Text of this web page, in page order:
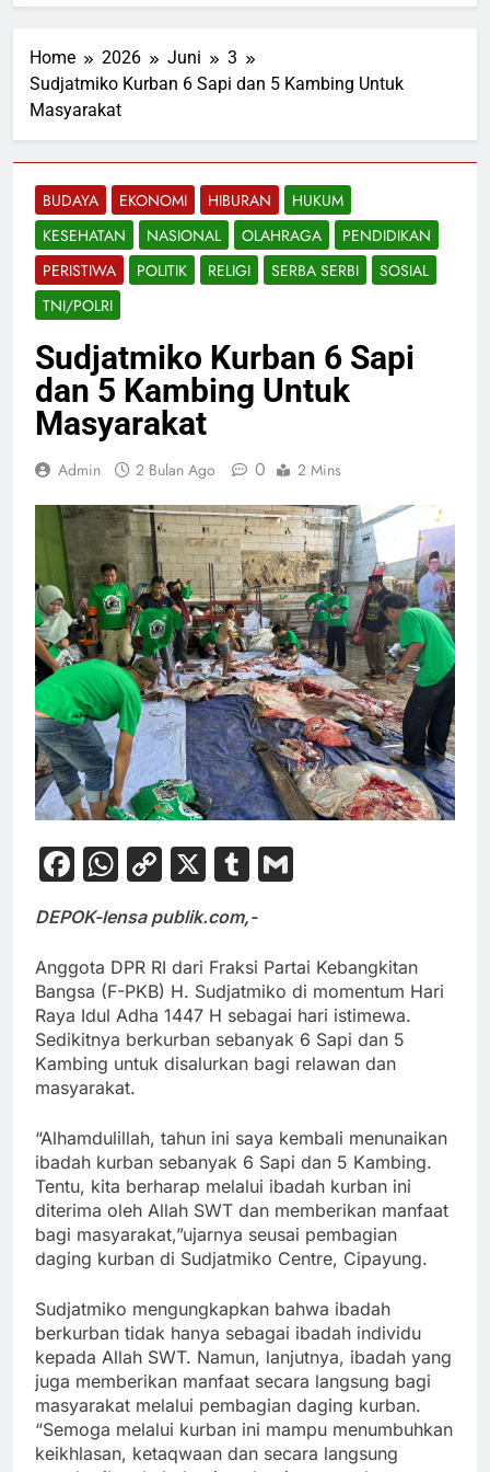
Home 2026 Juni
3
Sudjatmiko Kurban 6 Sapi dan 5 Kambing Untuk
Masyarakat
BUDAYA EKONOMI HIBURAN
HUKUM
KESEHATAN
NASIONAL OLAHRAGA
PENDIDIKAN
PERISTIWA
POLITIK RELIGI SERBA SERBI
SOSIAL
TNI/POLRI
Sudjatmiko Kurban 6 Sapi
dan 5 Kambing Untuk
Masyarakat
Admin 2 Bulan Ago 0 2 Mins
Facebook
WhatsApp
Copy
Link
X Tumblr
DEPOK-lensa publik.com,-
Anggota DPR RI dari Fraksi Partai Kebangkitan
Bangsa (F-PKB) H. Sudjatmiko di momentum Hari
Raya Idul Adha 1447 H sebagai hari istimewa.
Sedikitnya berkurban sebanyak 6 Sapi dan 5
Kambing untuk disalurkan bagi relawan dan
masyarakat.
“Alhamdulillah, tahun ini saya kembali menunaikan
ibadah kurban sebanyak 6 Sapi dan 5 Kambing.
Tentu, kita berharap melalui ibadah kurban ini
diterima oleh Allah SWT dan memberikan manfaat
bagi masyarakat,”ujarnya seusai pembagian
daging kurban di Sudjatmiko Centre, Cipayung.
Sudjatmiko mengungkapkan bahwa ibadah
berkurban tidak hanya sebagai ibadah individu
kepada Allah SWT. Namun, lanjutnya, ibadah yang
juga memberikan manfaat secara langsung bagi
masyarakat melalui pembagian daging kurban.
“Semoga melalui kurban ini mampu menumbuhkan
keikhlasan, ketaqwaan dan secara langsung